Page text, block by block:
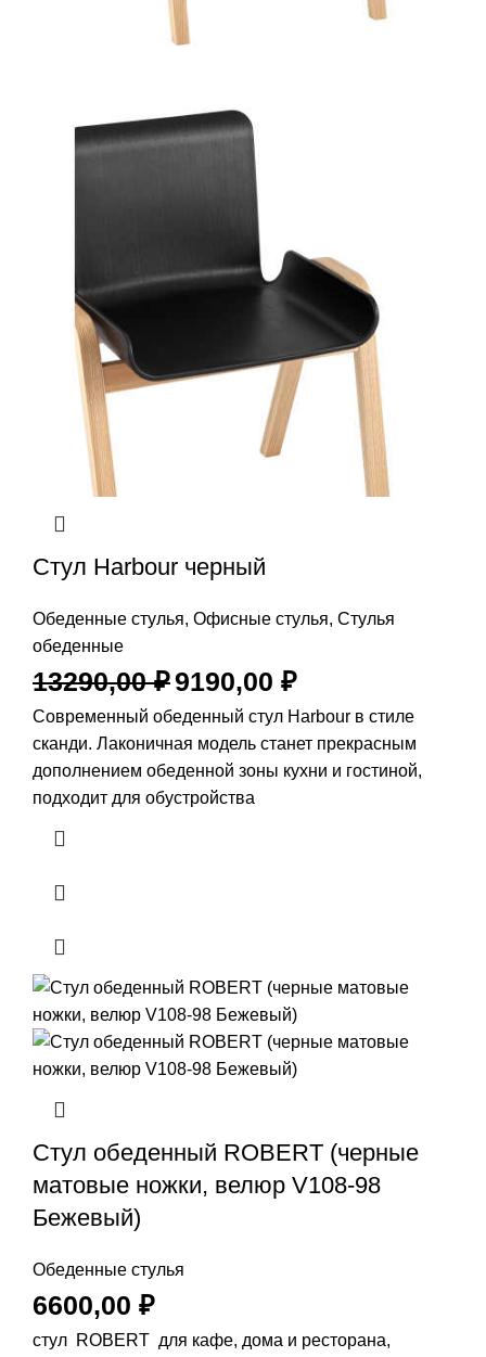
Стул Harbour черный
Обеденные стулья, Офисные стулья, Стулья
обеденные
13290,00₽9190,00 ₽
Современный обеденный стул Harbour в стиле
сканди. Лаконичная модель станет прекрасным
дополнением обеденной зоны кухни и гостиной,
подходит для обустройства
Стул обеденный ROBERT (черные
матовые ножки, велюр V108-98
Бежевый)
Обеденные стулья
6600,00 ₽
стул ROBERT для кафе, дома и ресторана,